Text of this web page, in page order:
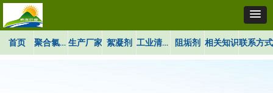
首页 聚合氯化铝 生产厂家 絮凝剂 工业清洗剂 阻垢剂 相关知识联系方式